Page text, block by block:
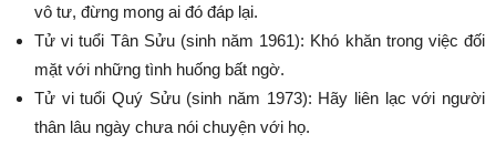
vô tư, đừng mong ai đó đáp lại.
Tử vi tuổi Tân Sửu (sinh năm 1961): Khó khăn trong việc đối
mặt với những tình huống bất ngờ.
Tử vi tuổi Quý Sửu (sinh năm 1973): Hãy liên lạc với người
thân lâu ngày chưa nói chuyện với họ.